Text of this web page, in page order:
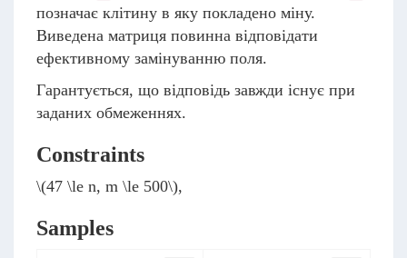
позначає клітину в яку покладено міну.
Виведена матриця повинна відповідати
ефективному замінуванню поля.
Гарантується, що відповідь завжди існує при
заданих обмеженнях.
Constraints
\(47 \le n, m \le 500\),
Samples